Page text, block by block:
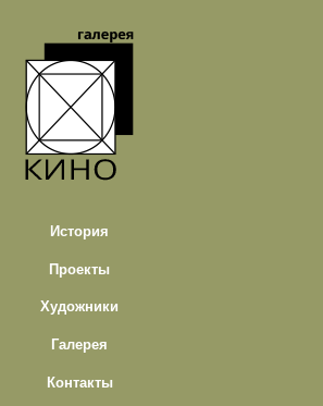
История
Проекты
Художники
Галерея
Контакты